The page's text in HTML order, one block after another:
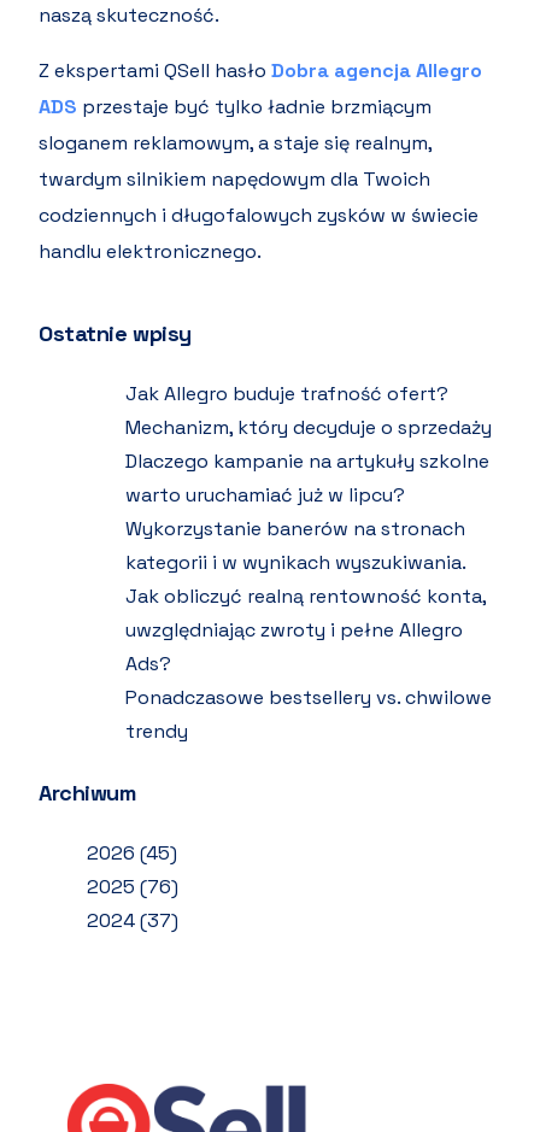
naszą skuteczność.
Z ekspertami QSell hasłoDobra agencja Allegro
ADS przestaje być tylko ładnie brzmiącym
sloganem reklamowym, a staje się realnym,
twardym silnikiem napędowym dla Twoich
codziennych i długofalowych zysków w świecie
handlu elektronicznego.
Ostatnie wpisy
Jak Allegro buduje trafność ofert?
Mechanizm, który decyduje o sprzedaży
Dlaczego kampanie na artykuły szkolne
warto uruchamiać już w lipcu?
Wykorzystanie banerów na stronach
kategorii i w wynikach wyszukiwania.
Jak obliczyć realną rentowność konta,
uwzględniając zwroty i pełne Allegro
Ads?
Ponadczasowe bestsellery vs. chwilowe
trendy
Archiwum
2026 (45)
2025 (76)
2024(37)